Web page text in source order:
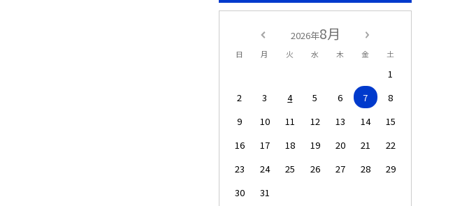
2026年8月
日 月 火 水 木 金 土
1
2
3 4 5 6 7
8
9
10 11 12 13 14
15
16
17 18 19 20 21
22
23
24 25 26 27 28
29
30
31